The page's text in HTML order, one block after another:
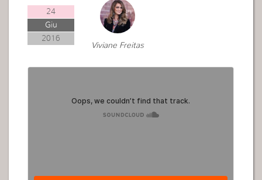
24
Giu
2016
Viviane Freitas